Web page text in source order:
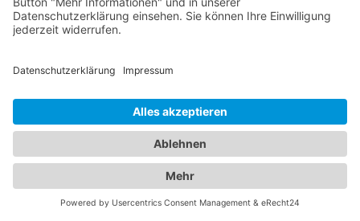
Dienstleistungen anbieten. Daher sollten Sie vorab
mit dem Abschleppdienst in Ihrer Region Kontakt
Dienstleistungen sie anbieten.
Finden Sie den passenden
Abschleppdienst und das
ideale Hotel - Unser
Branchenportal macht es
möglich